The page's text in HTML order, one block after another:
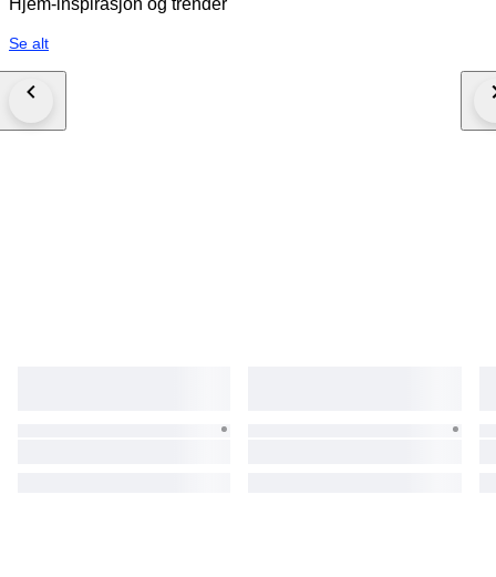
Hjem-inspirasjon og trender
Se alt